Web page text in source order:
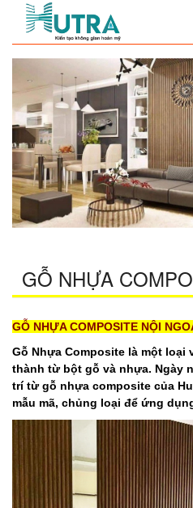
Home Gỗ Nhựa Composite
GỖ NHỰA
GỖ NHỰA COMPOSITE NỘI
Gỗ Nhựa Composite là một
thành từ bột gỗ và nhựa. Ngày
trí từ gỗ nhựa composite của
mẫu mã, chủng loại để ứng